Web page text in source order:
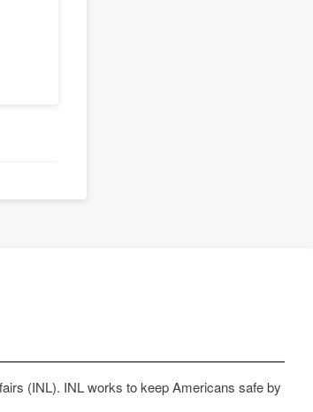
(INL). INL works to keep Americans safe by